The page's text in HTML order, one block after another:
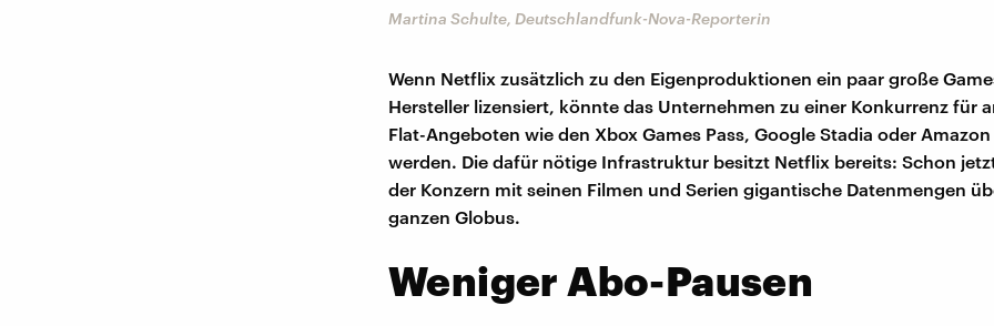
Martina Schulte, Deutschlandfunk-Nova-Reporterin
Wenn Netflix zusätzlich zu den Eigenproduktionen ein paar große
Hersteller lizensiert, könnte das Unternehmen zu einer Konkurrenz für
Flat-Angeboten wie den Xbox Games Pass, Google Stadia oder
werden. Die dafür nötige Infrastruktur besitzt Netflix bereits: Schon
der Konzern mit seinen Filmen und Serien gigantische Datenmengen
ganzen Globus.
Weniger Abo-Pausen